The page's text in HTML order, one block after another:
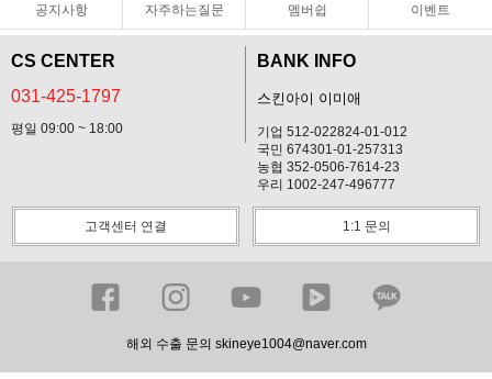
공지사항 자주하는질문 멤버쉽 이벤트
CS CENTER
031-425-1797
평일 09:00 ~ 18:00
BANK INFO
스킨아이 이미애
기업 512-022824-01-012
국민 674301-01-257313
농협 352-0506-7614-23
우리 1002-247-496777
고객센터 연결 1:1 문의
해외 수출 문의 skineye1004@naver.com